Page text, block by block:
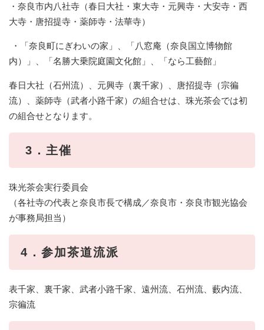
・奈良市内八社寺（春日大社・東大寺・元興寺・大安寺・西
大寺・唐招提寺・薬師寺・法華寺）
・「奈良町にぎわいの家」、「八窓庵（奈良国立博物館
内）」、「名勝大乗院庭園文化館」、「なら工藝館」
春日大社（石州流）、元興寺（裏千家）、唐招提寺（宗徧
流）、薬師寺（武者小路千家）の組合せは、珠光茶会では初
の組合せとなります。
3．主催
珠光茶会実行委員会
（各社寺の代表と奈良市長で構成／奈良市・奈良市観光協会
が事務局担当）
4．参加茶道流派
表千家、裏千家、武者小路千家、遠州流、石州流、藪内流、
宗徧流